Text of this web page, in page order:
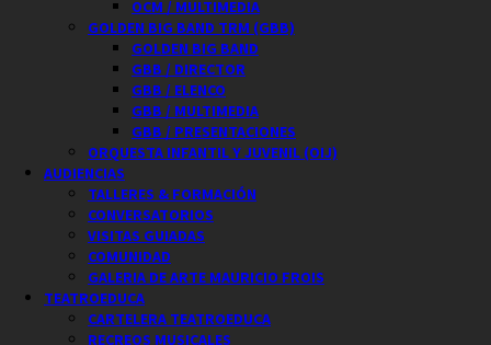
OCM / MULTIMEDIA
GOLDEN BIG BAND TRM (GBB)
GOLDEN BIG BAND
GBB / DIRECTOR
GBB / ELENCO
GBB / MULTIMEDIA
GBB / PRESENTACIONES
ORQUESTA INFANTIL Y JUVENIL (OIJ)
AUDIENCIAS
TALLERES & FORMACIÓN
CONVERSATORIOS
VISITAS GUIADAS
COMUNIDAD
GALERIA DE ARTE MAURICIO FROIS
TEATROEDUCA
CARTELERA TEATROEDUCA
RECREOS MUSICALES